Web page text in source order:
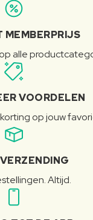
MEMBERPRIJS
alle
VOORDELEN
op jouw
Altijd.